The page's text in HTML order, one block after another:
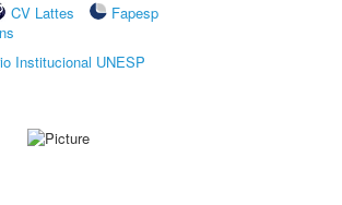
CV Lattes
Fapesp
Institucional UNESP